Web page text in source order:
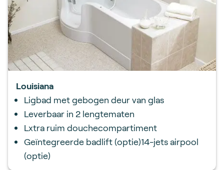
Louisiana
Ligbad met gebogen deur van glas
Leverbaar in 2 lengtematen
Lxtra ruim douchecompartiment
Geïntegreerde badlift (optie)14-jets airpool
(optie)